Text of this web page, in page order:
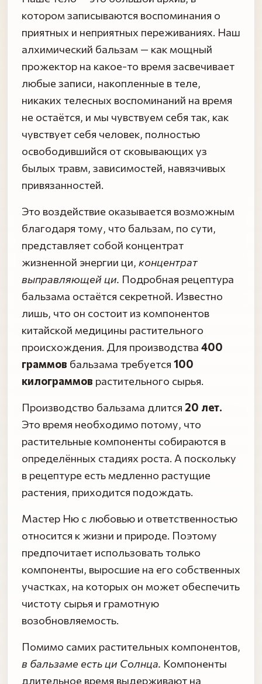
котором записываются воспоминания о
приятных и неприятных переживаниях. Наш
алхимический бальзам — как мощный
прожектор на какое-то время засвечивает
любые записи, накопленные в теле,
никаких телесных воспоминаний на время
не остаётся, и мы чувствуем себя так, как
чувствует себя человек, полностью
освободившийся от сковывающих уз
былых травм, зависимостей, навязчивых
привязанностей.
Это воздействие оказывается возможным
благодаря тому, что бальзам, по сути,
представляет собой концентрат
жизненной энергии ци, концентрат
выправляющей ци. Подробная рецептура
бальзама остаётся секретной. Известно
лишь, что он состоит из компонентов
китайской медицины растительного
происхождения. Для производства 400
граммов бальзама требуется 100
килограммов растительного сырья.
Производство бальзама длится 20 лет.
Это время необходимо потому, что
растительные компоненты собираются в
определённых стадиях роста. А поскольку
в рецептуре есть медленно растущие
растения, приходится подождать.
Мастер Ню с любовью и ответственностью
относится к жизни и природе. Поэтому
предпочитает использовать только
компоненты, выросшие на его собственных
участках, на которых он может обеспечить
чистоту сырья и грамотную
возобновляемость.
Помимо самих растительных компонентов,
в бальзаме есть ци Солнца. Компоненты
длительное время выдерживают на